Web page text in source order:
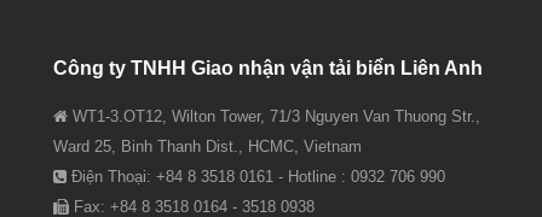
Công ty TNHH Giao nhận vận tải biển Liên Anh
WT1-3.OT12, Wilton Tower, 71/3 Nguyen Van Thuong Str.,
Ward 25, Binh Thanh Dist., HCMC, Vietnam
Điện Thoại: +84 8 3518 0161 - Hotline : 0932 706 990
Fax: +84 8 3518 0164 - 3518 0938